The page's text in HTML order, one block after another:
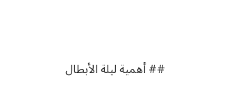
## أهمية ليلة الأبطال